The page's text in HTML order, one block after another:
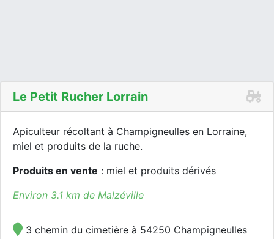
Le Petit Rucher Lorrain
Apiculteur récoltant à Champigneulles en Lorraine,
miel et produits de la ruche.
Produits en vente : miel et produits dérivés
Environ 3.1 km de Malzéville
3 chemin du cimetière à 54250 Champigneulles